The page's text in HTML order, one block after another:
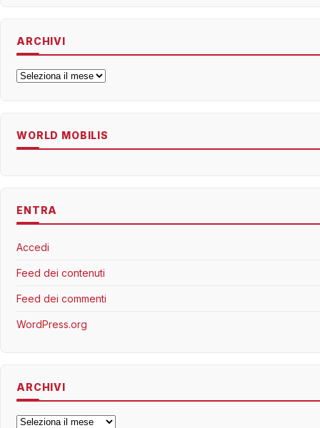
ARCHIVI
Archivi
WORLD MOBILIS
ENTRA
Accedi
Feed dei contenuti
Feed dei commenti
WordPress.org
ARCHIVI
Archivi